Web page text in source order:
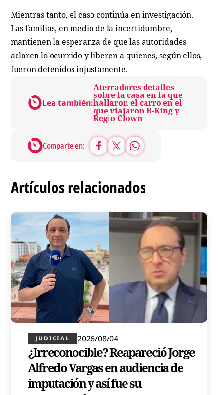
Mientras tanto, el caso continúa en investigación.
Las familias, en medio de la incertidumbre,
mantienen la esperanza de que las autoridades
aclaren lo ocurrido y liberen a quienes, según ellos,
fueron detenidos injustamente.
Lea también:
Aterradores detalles
sobre la casa en la que
hallaron el carro en el
que viajaron B-King y
Regio Clown
Comparte en:
Artículos relacionados
JUDICIAL 2026/08/04
¿Irreconocible? Reapareció Jorge
Alfredo Vargas en audiencia de
imputación y así fue su